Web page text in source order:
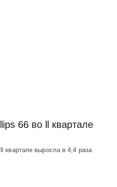
66 во ll квартале
квартале выросла в 4,4 раза